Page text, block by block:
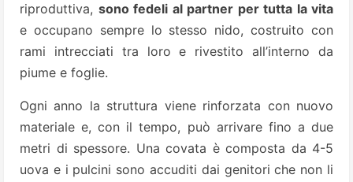
riproduttiva, sono fedeli al partner per tutta la vita
e occupano sempre lo stesso nido, costruito con
rami intrecciati tra loro e rivestito all’interno da
piume e foglie.
Ogni anno la struttura viene rinforzata con nuovo
materiale e, con il tempo, può arrivare fino a due
metri di spessore. Una covata è composta da 4-5
uova e i pulcini sono accuditi dai genitori che non li